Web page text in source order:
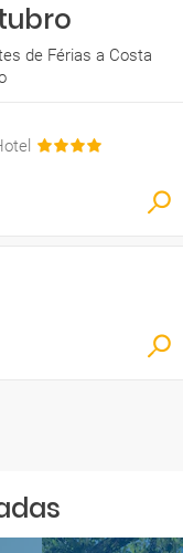
de Férias a Costa